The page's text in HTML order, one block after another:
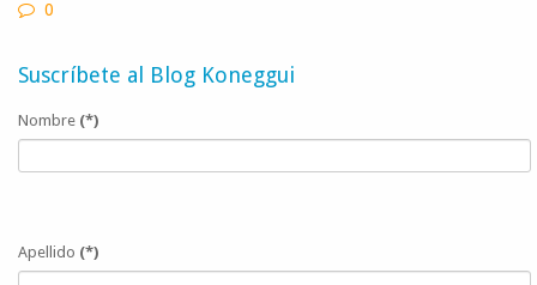
0
Suscríbete al Blog Koneggui
Nombre (*)
Apellido (*)